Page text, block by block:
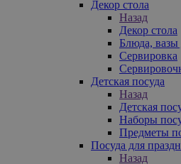
Декор стола
Назад
Декор стола
Блюда, вазы
Сервировка
Детская посуда
Назад
Детская
Наборы
Предметы
Посуда для
Назад